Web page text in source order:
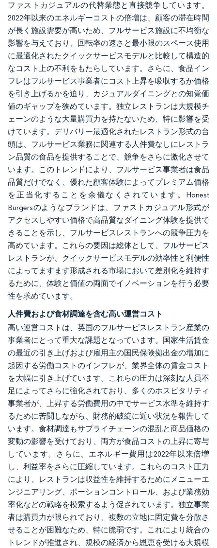
ファストカジュアルの代替業態と直接競争しています。
2022年以来のエネルギーコストの倍増は、顧客の滞在時間
が長く施設需要が高いため、フルサービス施設に不均衡な
影響を与えており、回転率の速さと最小限のスペース使用
に最適化されたクイックサービスモデルと比較して構造的
なコスト上の不利をもたらしています。さらに、食品イン
フレはフルサービス事業者にコスト上昇を吸収するか価格
を引き上げるかを迫り、カジュアルダイニングとの知覚価
値のギャップを狭めています。独立レストランは大規模チ
ェーンのような大量購買力を持たないため、特に影響を受
けています。デリバリー最適化されたレストラン形式の台
頭は、フルサービス業務に関連する人件費なしにレストラ
ン品質の食品を提供することで、競争をさらに激化させて
います。このトレンドにより、フルサービス事業者は食品
品質だけでなく、優れた顧客体験によってプレミアム価格
を正当化することを余儀なくされています。Honest
Burgersのようなブランドは、ファストカジュアル形式が
アクセスしやすい価格で高品質なダイニング体験を提供で
きることを示し、フルサービスレストランへの競争圧力を
高めています。これらの要因は総体として、フルサービス
レストランが、クイックサービスモデルの効率性と利便性
によってますます形成される市場において差別化を維持す
るために、体験と価値の両面でイノベーションを行う必要
性を求めています。
人件費および食材調達を含む高い運営コスト
高い運営コストは、英国のフルサービスレストラン産業の
事業者にとって重大な課題となっています。国家生活賃金
の最近の引き上げおよび雇用主の国民保険拠出金の増加に
起因する労働コストのインフレが、業界全体の賃金コスト
を大幅に引き上げています。これらの圧力は深刻な人員不
足によってさらに強化されており、多くのホスピタリティ
事業者が、上昇する労働費用の中でサービス水準を維持す
るために苦闘しながら、財務的破綻に近い状況を報告して
います。食材調達もサプライチェーンの混乱と商品価格の
変動の影響を受けており、両方が食品コストの上昇に寄与
しています。さらに、エネルギー費用は2022年以来倍増
し、利益率をさらに圧縮しています。これらのコスト圧力
により、レストランは収益性を維持するためにメニューエ
ンジニアリング、ポーションコントロール、および業務効
率化などの戦略を模索するよう促されています。独立事業
者は購買力が限られており、複数の立地に固定費を分散さ
せることが困難なため、特に脆弱です。これにより統合の
トレンドが推進され、規模の経済から恩恵を受ける大規模